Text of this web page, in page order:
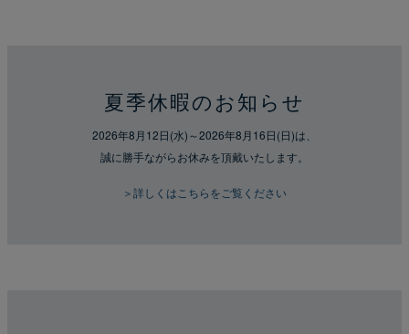
夏季休暇のお知らせ
2026年8月12日(水)～2026年8月16日(日)は、
誠に勝手ながらお休みを頂戴いたします。
＞詳しくはこちらをご覧ください